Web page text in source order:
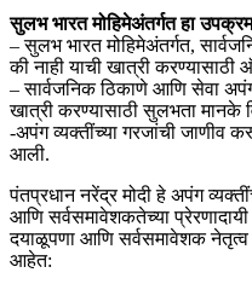
सुलभ भारत मोहिमेअंतर्गत हा
– सुलभ भारत मोहिमेअंतर्गत,
की नाही याची खात्री
– सार्वजनिक ठिकाणे आणि सेवा
खात्री करण्यासाठी सुलभता मानके
-अपंग व्यक्तींच्या गरजांची जाणीव
आली.
पंतप्रधान नरेंद्र मोदी हे अपंग
आणि सर्वसमावेशकतेच्या
दयाळूपणा आणि सर्वसमावेशक नेतृत्व
आहेत: